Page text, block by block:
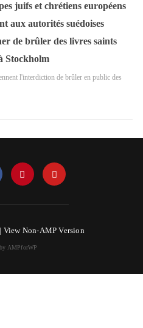
juifs et chrétiens européens
aux autorités suédoises
de brûler des livres saints
Stockholm
l'interdiction de brûler en public des
View Non-AMP Version
AMPforWP